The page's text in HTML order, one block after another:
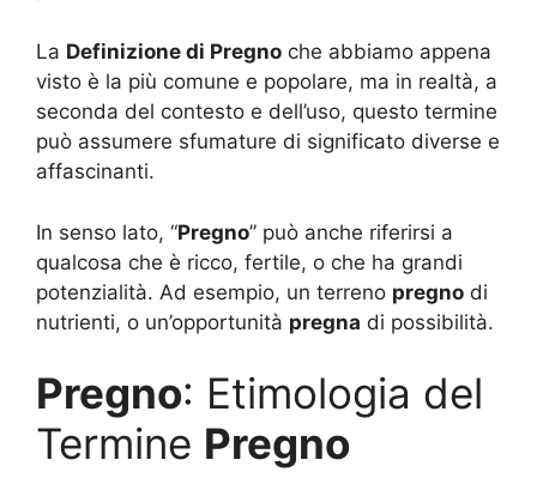
La Definizione di Pregno che abbiamo appena
visto è la più comune e popolare, ma in realtà, a
seconda del contesto e dell’uso, questo termine
può assumere sfumature di significato diverse e
affascinanti.
In senso lato, “Pregno” può anche riferirsi a
qualcosa che è ricco, fertile, o che ha grandi
potenzialità. Ad esempio, un terreno pregno di
nutrienti, o un’opportunità pregna di possibilità.
Pregno: Etimologia del
Termine Pregno